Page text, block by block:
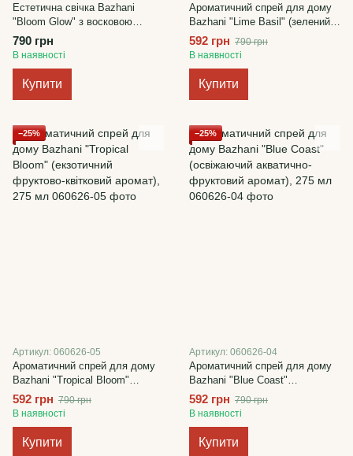
Естетична свічка Bazhani
"Bloom Glow" з восковою
квіткою (без аромату)
790 грн
В наявності
Купити
Ароматичний спрей для дому
Bazhani "Lime Basil" (зелений
цитрусово-трав'яний аромат),
275 мл
592 грн 790 грн
В наявності
Купити
−25%
Артикул: 060626-05
Ароматичний спрей для дому
Bazhani "Tropical Bloom"
(екзотичний фруктово-
квітковий аромат), 275 мл
592 грн 790 грн
В наявності
Купити
−25%
Артикул: 060626-04
Ароматичний спрей для дому
Bazhani "Blue Coast"
(освіжаючий акватично-
фруктовий аромат), 275 мл
592 грн 790 грн
В наявності
Купити